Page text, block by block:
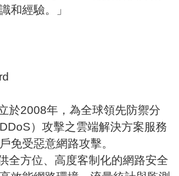
和經驗。」
於2008年，為全球領先防禦分
）攻擊之雲端解決方案服務
免受惡意網路攻擊。
全方位、高度客制化的網路安全